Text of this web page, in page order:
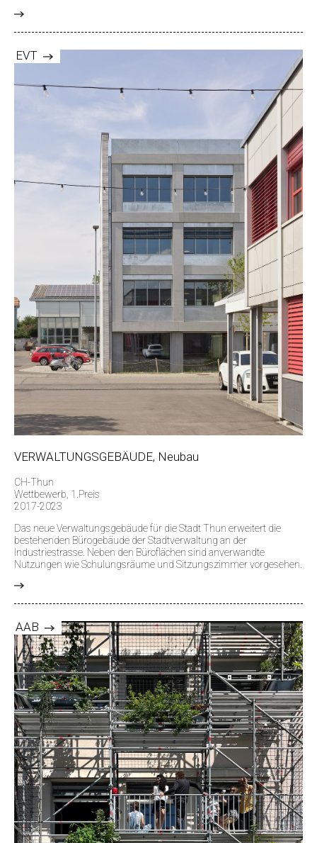
EVT
VERWALTUNGSGEBÄUDE, Neubau
CH-Thun
Wettbewerb, 1.Preis
2017-2023
Das neue Verwaltungsgebäude für die Stadt Thun erweitert die
bestehenden Bürogebäude der Stadtverwaltung an der
Industriestrasse. Neben den Büroflächen sind anverwandte
Nutzungen wie Schulungsräume und Sitzungszimmer vorgesehen.
AAB